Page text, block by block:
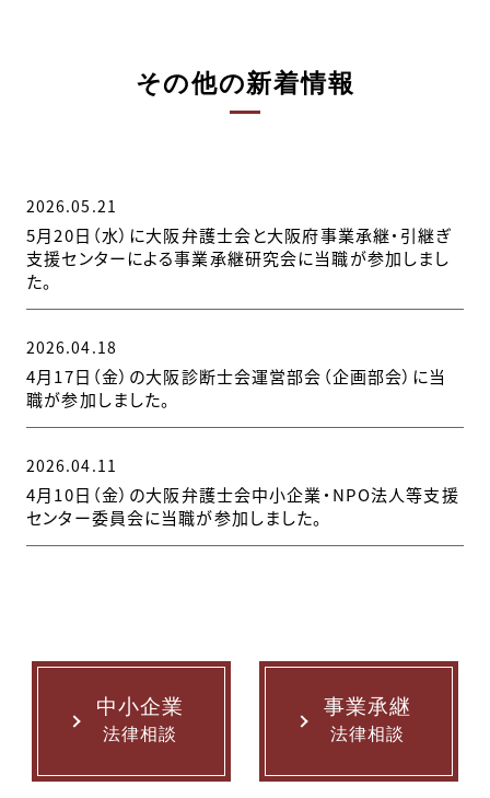
その他の新着情報
2026.05.21
5月20日（水）に大阪弁護士会と大阪府事業承継・引継ぎ
支援センターによる事業承継研究会に当職が参加しまし
た。
2026.04.18
4月17日（金）の大阪診断士会運営部会（企画部会）に当
職が参加しました。
2026.04.11
4月10日（金）の大阪弁護士会中小企業・NPO法人等支援
センター委員会に当職が参加しました。
中小企業
法律相談
事業承継
法律相談